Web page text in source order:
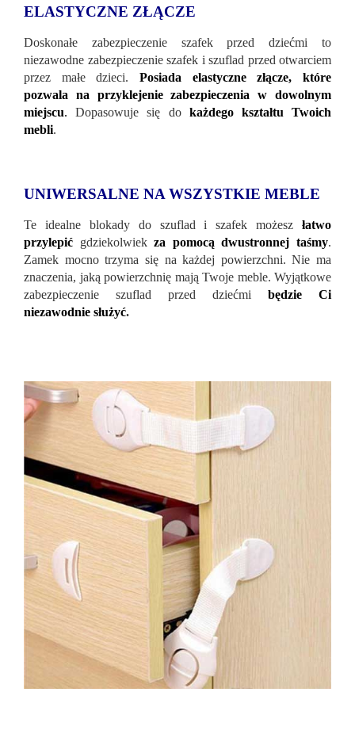
ELASTYCZNE ZŁĄCZE
Doskonałe zabezpieczenie szafek przed dziećmi to
niezawodne zabezpieczenie szafek i szuflad przed otwarciem
przez małe dzieci. Posiada elastyczne złącze, które
pozwala na przyklejenie zabezpieczenia w dowolnym
miejscu. Dopasowuje się do każdego kształtu Twoich
mebli.
UNIWERSALNE NA WSZYSTKIE MEBLE
Te idealne blokady do szuflad i szafek możesz łatwo
przylepić gdziekolwiekza pomocą dwustronnej taśmy.
Zamek mocno trzyma się na każdej powierzchni. Nie ma
znaczenia, jaką powierzchnię mają Twoje meble. Wyjątkowe
zabezpieczenie szuflad przed dziećmi będzie Ci
niezawodnie służyć.